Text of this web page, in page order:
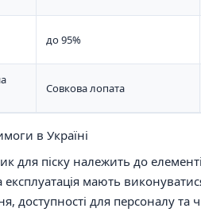
до 95%
Совкова лопата
в Україні
для піску належить до
мають
доступності для персоналу